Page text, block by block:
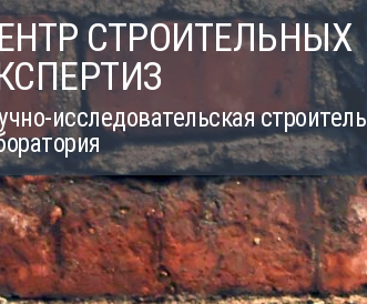
СТРОИТЕЛЬНЫХ
исследовательская